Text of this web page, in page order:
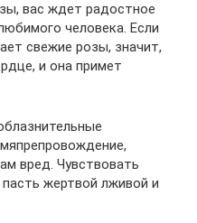
вас ждет радостное
человека. Если
свежие розы, значит,
и она примет
вред. Чувствовать
жертвой лживой и